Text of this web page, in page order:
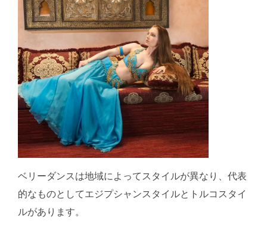
ベリーダンスは地域によってスタイルが異なり、代表
的なものとしてエジプシャンスタイルとトルコスタイ
ルがあります。